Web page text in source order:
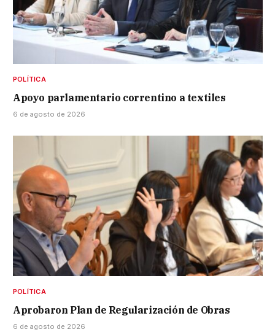
POLÍTICA
Apoyo parlamentario correntino a textiles
6 de agosto de 2026
POLÍTICA
Aprobaron Plan de Regularización de Obras
6 de agosto de 2026